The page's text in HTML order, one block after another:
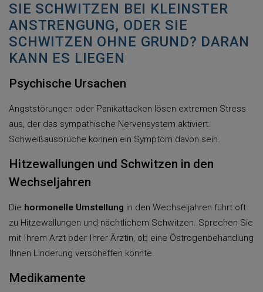
SIE SCHWITZEN BEI KLEINSTER
ANSTRENGUNG, ODER SIE
SCHWITZEN OHNE GRUND? DARAN
KANN ES LIEGEN
Psychische Ursachen
Angststörungen oder Panikattacken lösen extremen Stress
aus, der das sympathische Nervensystem aktiviert.
Schweißausbrüche können ein Symptom davon sein.
Hitzewallungen und Schwitzen in den
Wechseljahren
Die hormonelle Umstellung in den Wechseljahren führt oft
zu Hitzewallungen und nächtlichem Schwitzen. Sprechen Sie
mit Ihrem Arzt oder Ihrer Ärztin, ob eine Östrogenbehandlung
Ihnen Linderung verschaffen könnte.
Medikamente